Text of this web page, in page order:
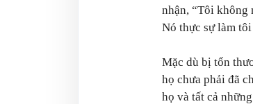
nhận, “Tôi không
Nó thực sự làm
Mặc dù bị tổn
họ chưa phải đã
họ và tất cả